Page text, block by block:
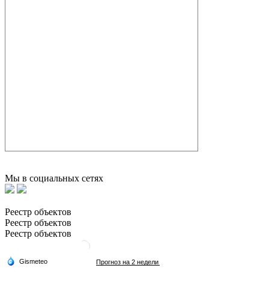
Мы в социальных сетях
Реестр объектов
Реестр объектов
Реестр объектов